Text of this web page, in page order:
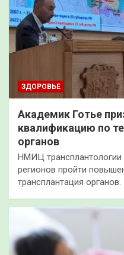
ЗДОРОВЬЕ
Академик Готье
квалификацию по
органов
НМИЦ трансплантологии
регионов пройти
трансплантация